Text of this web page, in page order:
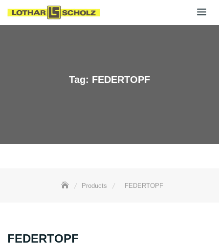
Tag: FEDERTOPF
Products FEDERTOPF
FEDERTOPF